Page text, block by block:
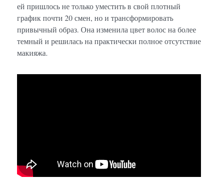
ей пришлось не только уместить в свой плотный
график почти 20 смен, но и трансформировать
привычный образ. Она изменила цвет волос на более
темный и решилась на практически полное отсутствие
макияжа.